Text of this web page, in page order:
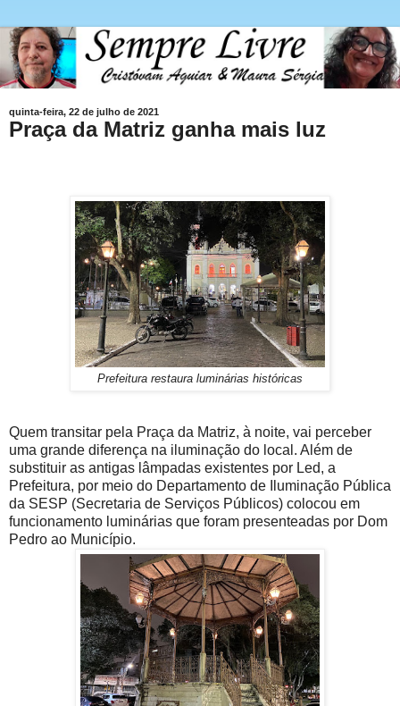
quinta-feira, 22 de julho de 2021
Praça da Matriz ganha mais luz
Prefeitura restaura luminárias históricas
Quem transitar pela Praça da Matriz, à noite, vai perceber
uma grande diferença na iluminação do local. Além de
substituir as antigas lâmpadas existentes por Led, a
Prefeitura, por meio do Departamento de Iluminação Pública
da SESP (Secretaria de Serviços Públicos) colocou em
funcionamento luminárias que foram presenteadas por Dom
Pedro ao Município.